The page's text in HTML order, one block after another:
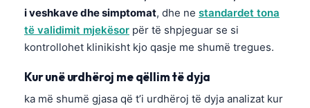
i veshkave dhe simptomat, dhe ne standardet tona
të validimit mjekësor për të shpjeguar se si
kontrollohet klinikisht kjo qasje me shumë tregues.
Kur unë urdhëroj me qëllim të dyja
ka më shumë gjasa që t’i urdhëroj të dyja analizat kur